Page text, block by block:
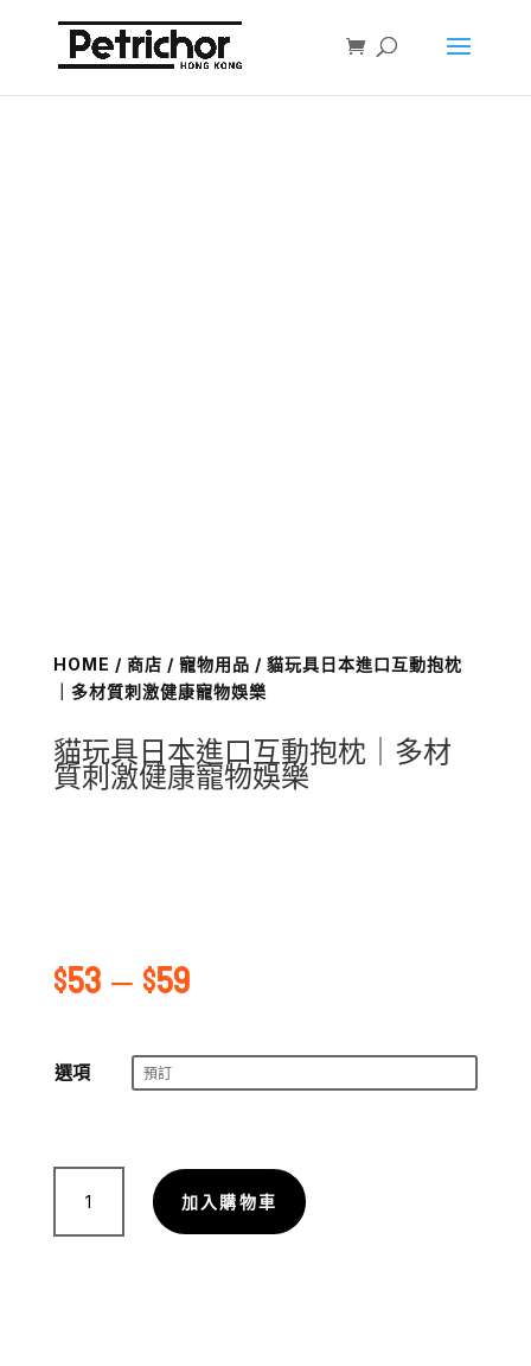
HOME / 商店 / 寵物用品 / 貓玩具日本進口互動抱枕
｜多材質刺激健康寵物娛樂
貓玩具日本進口互動抱枕｜多材
質刺激健康寵物娛樂
$53–$59
選項
貓
具
加入購物車